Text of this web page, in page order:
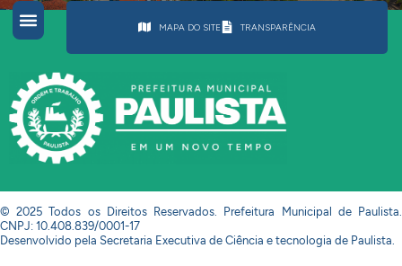
MAPA DO SITE TRANSPARÊNCIA
© 2025 Todos os Direitos Reservados. Prefeitura Municipal de Paulista.
CNPJ: 10.408.839/0001-17
Desenvolvido pela Secretaria Executiva de Ciência e tecnologia de Paulista.